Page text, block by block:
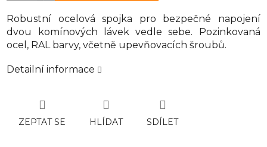
Robustní ocelová spojka pro bezpečné napojení
dvou komínových lávek vedle sebe. Pozinkovaná
ocel, RAL barvy, včetně upevňovacích šroubů.
Detailní informace
ZEPTAT SE HLÍDAT SDÍLET